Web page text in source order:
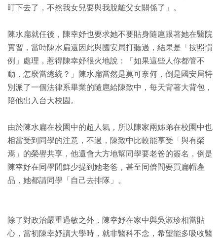
盯下去了，不然我女兒要與我脫離父女關係了」。
陳水扁就任後，陳幸妤也要求她不要貼身隨扈跟著她在醫院
實習，當時陳水扁還因此與國安局打聽過，結果是「按照慣
例」處理，惹得陳幸妤很火地說：「如果這些人你都管不
動，怎麼當總統？」陳水扁當然是莫可奈何，倒是國安局特
別派了一個法律系畢業的隨扈給陳致中，每天背著大背包，
陪他出入台大校園。
由於陳水扁在校園中的超人氣，所以陳家兩姊弟在校園中也
相當受到同學的注意，不過，陳致中比較能享受「與有榮
焉」的榮譽共享，他還會大方地幫同學要老爸的簽名，倒是
陳幸妤在同學間鮮少提到她老爸，甚至同儕間要買扁帽產
品，她都請同學「自己去排隊」。
除了對政治嚴重過敏之外，陳幸妤在家中與吳淑珍相當貼
心，當初陳幸妤讀大學時，就非醫科不念，希望能多吸收醫